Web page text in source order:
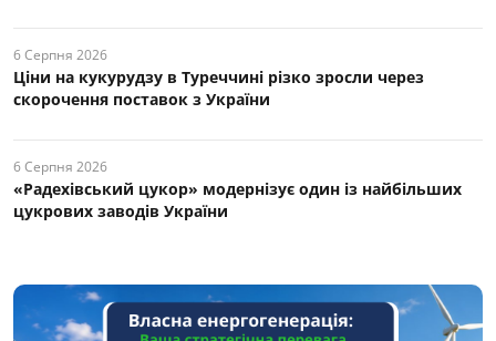
6 Серпня 2026
Ціни на кукурудзу в Туреччині різко зросли через
скорочення поставок з України
6 Серпня 2026
«Радехівський цукор» модернізує один із найбільших
цукрових заводів України